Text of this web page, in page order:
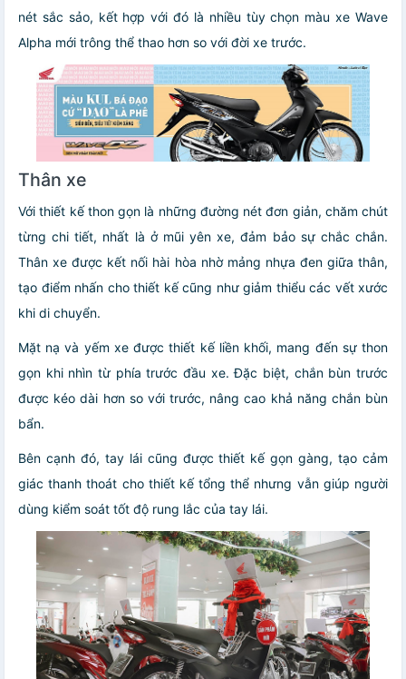
nét sắc sảo, kết hợp với đó là nhiều tùy chọn màu xe Wave
Alpha mới trông thể thao hơn so với đời xe trước.
Thân xe
Với thiết kế thon gọn là những đường nét đơn giản, chăm chút
từng chi tiết, nhất là ở mũi yên xe, đảm bảo sự chắc chắn.
Thân xe được kết nối hài hòa nhờ mảng nhựa đen giữa thân,
tạo điểm nhấn cho thiết kế cũng như giảm thiểu các vết xước
khi di chuyển.
Mặt nạ và yếm xe được thiết kế liền khối, mang đến sự thon
gọn khi nhìn từ phía trước đầu xe. Đặc biệt, chắn bùn trước
được kéo dài hơn so với trước, nâng cao khả năng chắn bùn
bẩn.
Bên cạnh đó, tay lái cũng được thiết kế gọn gàng, tạo cảm
giác thanh thoát cho thiết kế tổng thể nhưng vẫn giúp người
dùng kiểm soát tốt độ rung lắc của tay lái.